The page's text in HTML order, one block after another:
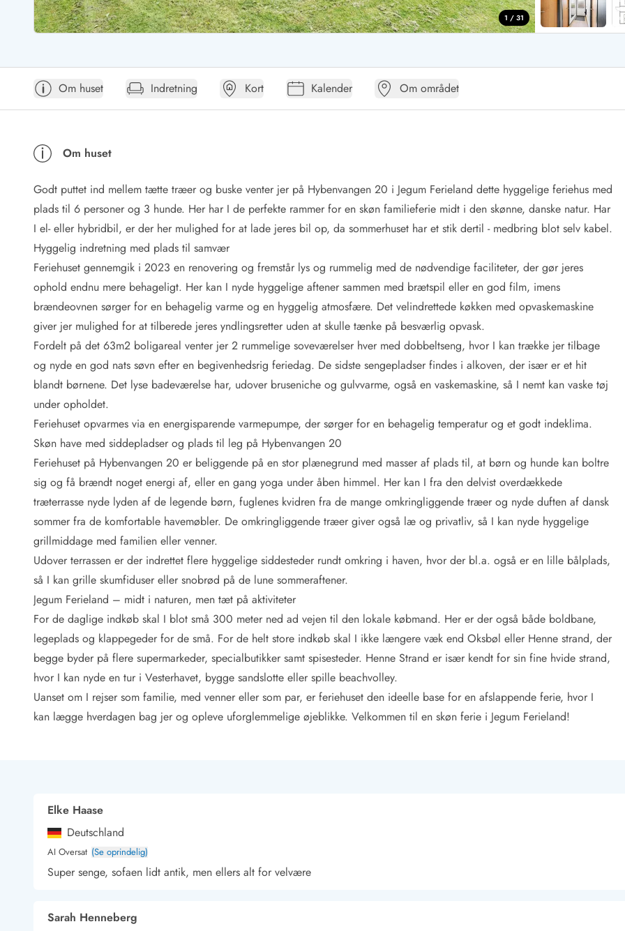
Esmark RejsecurityEsmark KidsVIPEsmark VIP partnerfordeleFordele hos os
Sommerhus ABC
Forbrugsafregning (Strøm, vand...)
Lån og lej
Rengøring
Gavekort
Book tidligt
Lejebetingelser
Vejret i Danmark
Sæsontider
Baderegler
Naturbeskyttelse
Webcam
Fotokonkurrence
Fordele hos os
Esmark Rejsecurity
Esmark KidsVIP
Esmark VIP: Fordele og rabataftaler
Prisgaranti
Ingen depositum
Gæsteanmeldelser
Gratis WiFi i ferieområdet
We love people!
Fritidsaktiviteter
Esmark VIP partnerfordele
Esmark KidsVIP
LEGOLAND® rabat
Ferie med børn
Ferie med hund
Ferie ved stranden
Naturoplevelser
Rav - find det selv langs Vesterhavet
Indendørs legelande
Minigolf i Vestjylland
Svømmehaller og badelande
Golfferie i sommerhus
1 / 31
Om huset Indretning Kort Kalender Om området
Om huset
Godt puttet ind mellem tætte træer og buske venter jer på Hybenvangen 20 i Jegum Ferieland dette hyggelige feriehus med
plads til 6 personer og 3 hunde. Her har I de perfekte rammer for en skøn familieferie midt i den skønne, danske natur. Har
I el- eller hybridbil, er der her mulighed for at lade jeres bil op, da sommerhuset har et stik dertil - medbring blot selv kabel.
Hyggelig indretning med plads til samvær
Feriehuset gennemgik i 2023 en renovering og fremstår lys og rummelig med de nødvendige faciliteter, der gør jeres
ophold endnu mere behageligt. Her kan I nyde hyggelige aftener sammen med brætspil eller en god film, imens
brændeovnen sørger for en behagelig varme og en hyggelig atmosfære. Det velindrettede køkken med opvaskemaskine
giver jer mulighed for at tilberede jeres yndlingsretter uden at skulle tænke på besværlig opvask.
Fordelt på det 63m2 boligareal venter jer 2 rummelige soveværelser hver med dobbeltseng, hvor I kan trække jer tilbage
og nyde en god nats søvn efter en begivenhedsrig feriedag. De sidste sengepladser findes i alkoven, der især er et hit
blandt børnene. Det lyse badeværelse har, udover bruseniche og gulvvarme, også en vaskemaskine, så I nemt kan vaske tøj
under opholdet.
Feriehuset opvarmes via en energisparende varmepumpe, der sørger for en behagelig temperatur og et godt indeklima.
Skøn have med siddepladser og plads til leg på Hybenvangen 20
Feriehuset på Hybenvangen 20 er beliggende på en stor plænegrund med masser af plads til, at børn og hunde kan boltre
sig og få brændt noget energi af, eller en gang yoga under åben himmel. Her kan I fra den delvist overdækkede
træterrasse nyde lyden af de legende børn, fuglenes kvidren fra de mange omkringliggende træer og nyde duften af dansk
sommer fra de komfortable havemøbler. De omkringliggende træer giver også læ og privatliv, så I kan nyde hyggelige
grillmiddage med familien eller venner.
Udover terrassen er der indrettet flere hyggelige siddesteder rundt omkring i haven, hvor der bl.a. også er en lille bålplads,
så I kan grille skumfiduser eller snobrød på de lune sommeraftener.
Jegum Ferieland – midt i naturen, men tæt på aktiviteter
For de daglige indkøb skal I blot små 300 meter ned ad vejen til den lokale købmand. Her er der også både boldbane,
legeplads og klappegeder for de små. For de helt store indkøb skal I ikke længere væk end Oksbøl eller Henne strand, der
begge byder på flere supermarkeder, specialbutikker samt spisesteder. Henne Strand er især kendt for sin fine hvide strand,
hvor I kan nyde en tur i Vesterhavet, bygge sandslotte eller spille beachvolley.
Uanset om I rejser som familie, med venner eller som par, er feriehuset den ideelle base for en afslappende ferie, hvor I
kan lægge hverdagen bag jer og opleve uforglemmelige øjeblikke. Velkommen til en skøn ferie i Jegum Ferieland!
Elke Haase
Deutschland
AI Oversat (Se oprindelig)
Super senge, sofaen lidt antik, men ellers alt for velvære
Sarah Henneberg